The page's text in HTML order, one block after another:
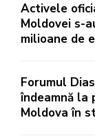
Activele
Moldovei s-
milioane de
Forumul
îndeamnă la
Moldova în